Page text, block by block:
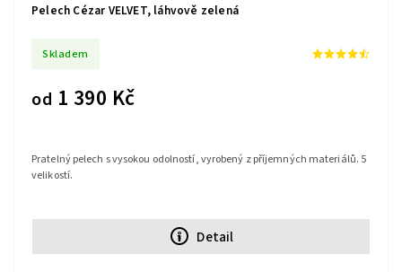
Pelech Cézar VELVET, láhvově zelená
Skladem
od 1 390 Kč
Detail
Pratelný pelech s vysokou odolností, vyrobený z příjemných materiálů. 5
velikostí.